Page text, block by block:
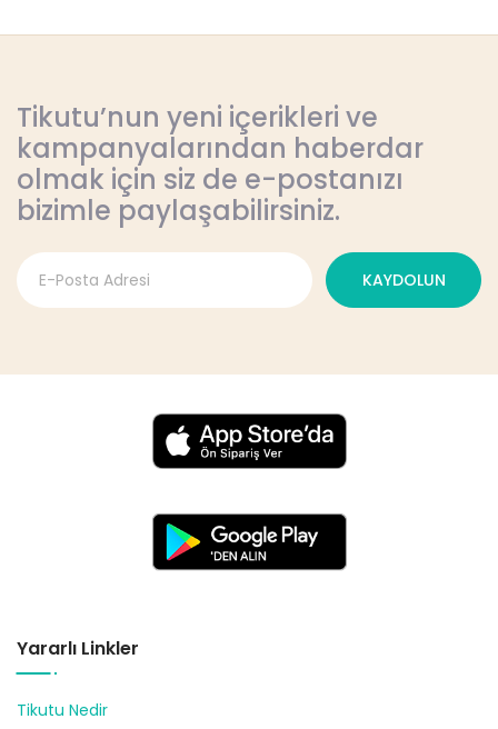
Tikutu’nun yeni içerikleri ve
kampanyalarından haberdar
olmak için siz de e-postanızı
bizimle paylaşabilirsiniz.
KAYDOLUN
Yararlı Linkler
Tikutu Nedir